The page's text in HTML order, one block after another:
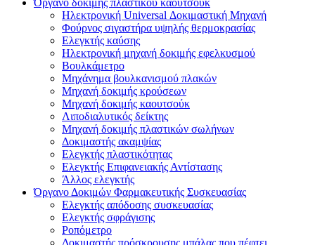
Ηλεκτρονική Universal Δοκιμαστική Μηχανή
Φούρνος σιγαστήρα υψηλής θερμοκρασίας
Ελεγκτής καύσης
Ηλεκτρονική μηχανή δοκιμής εφελκυσμού
Βουλκάμετρο
Μηχάνημα βουλκανισμού πλακών
Μηχανή δοκιμής κρούσεων
Μηχανή δοκιμής καουτσούκ
Λιποδιαλυτικός δείκτης
Μηχανή δοκιμής πλαστικών σωλήνων
Δοκιμαστής ακαμψίας
Ελεγκτής πλαστικότητας
Ελεγκτής Επιφανειακής Αντίστασης
Άλλος ελεγκτής
Όργανο Δοκιμών Φαρμακευτικής Συσκευασίας
Ελεγκτής απόδοσης συσκευασίας
Ελεγκτής σφράγισης
Ροπόμετρο
Δοκιμαστής πρόσκρουσης μπάλας που πέφτει